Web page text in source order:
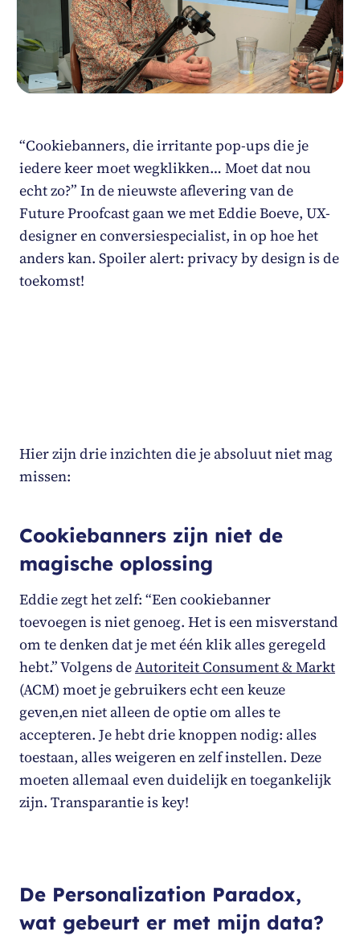
“Cookiebanners, die irritante pop-ups die je
iedere keer moet wegklikken… Moet dat nou
echt zo?” In de nieuwste aflevering van de
Future Proofcast gaan we met Eddie Boeve, UX-
designer en conversiespecialist, in op hoe het
anders kan. Spoiler alert: privacy by designis de
toekomst!
Hier zijn drie inzichten die je absoluut niet mag
missen:
Cookiebanners zijn niet de
magische oplossing
Eddie zegt het zelf: “Een cookiebanner
toevoegen is niet genoeg. Het is een misverstand
om te denken dat je met één klik alles geregeld
hebt.” Volgens deAutoriteit Consument & Markt
(ACM) moet je gebruikers echt een keuze
geven,en niet alleen de optie om alles te
accepteren. Je hebt drie knoppen nodig: alles
toestaan, alles weigeren en zelf instellen. Deze
moeten allemaal even duidelijk en toegankelijk
zijn. Transparantie is key!
De Personalization Paradox,
wat gebeurt er met mijn data?